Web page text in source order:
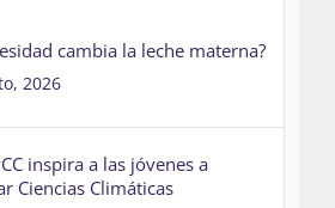
cambia la leche materna?
2026
inspira a las jóvenes a
Ciencias Climáticas